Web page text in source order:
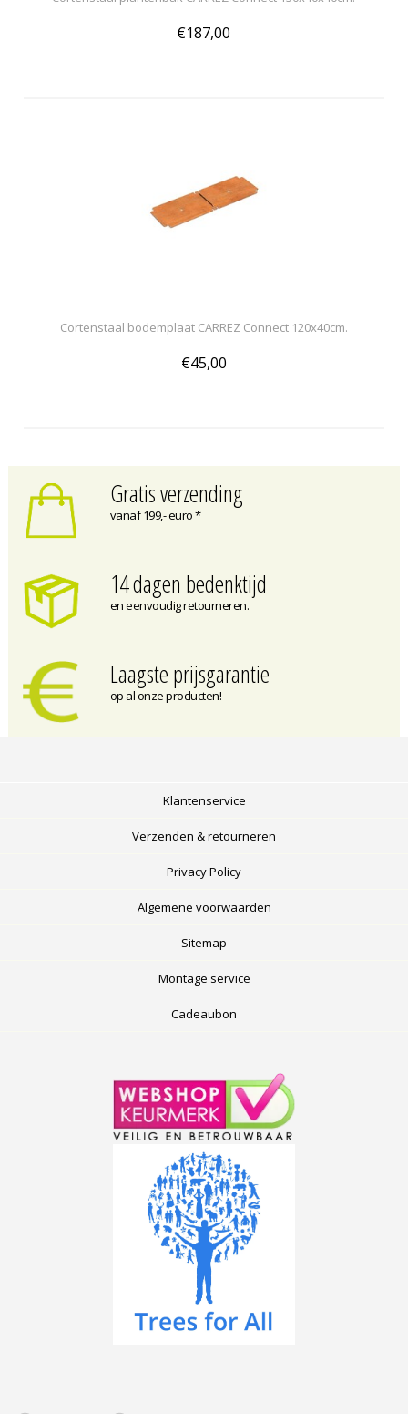
€187,00
Cortenstaal bodemplaat CARREZ Connect 120x40cm.
€45,00
Gratis verzending
vanaf 199,- euro *
14 dagen bedenktijd
en eenvoudig retourneren.
Laagste prijsgarantie
op al onze producten!
Klantenservice
Verzenden & retourneren
Privacy Policy
Algemene voorwaarden
Sitemap
Montage service
Cadeaubon